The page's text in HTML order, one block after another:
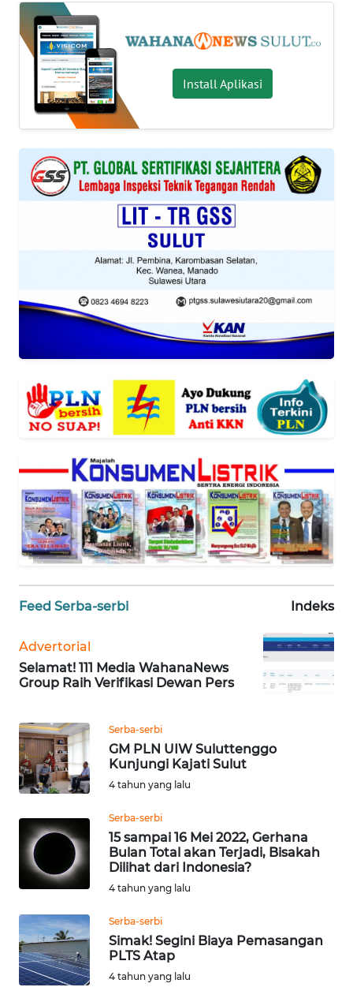
Install Aplikasi
Feed Serba-serbi Indeks
Advertorial
Selamat! 111 Media WahanaNews
Group Raih Verifikasi Dewan Pers
Serba-serbi
GM PLN UIW Suluttenggo
Kunjungi Kajati Sulut
4 tahun yang lalu
Serba-serbi
15 sampai 16 Mei 2022, Gerhana
Bulan Total akan Terjadi, Bisakah
Dilihat dari Indonesia?
4 tahun yang lalu
Serba-serbi
Simak! Segini Biaya Pemasangan
PLTS Atap
4 tahun yang lalu
KONTAK
KAMI
INFO
IKLAN
KAMI
PEDOMAN
KARIR
DISCLAIMER
Wahana
News
Regional
WN
WN
JAKARTA
WN
JABAR
WN
BANTEN
WN
KEPRI
WN
PAPUA
WN
PAPUA
WN
RIAU